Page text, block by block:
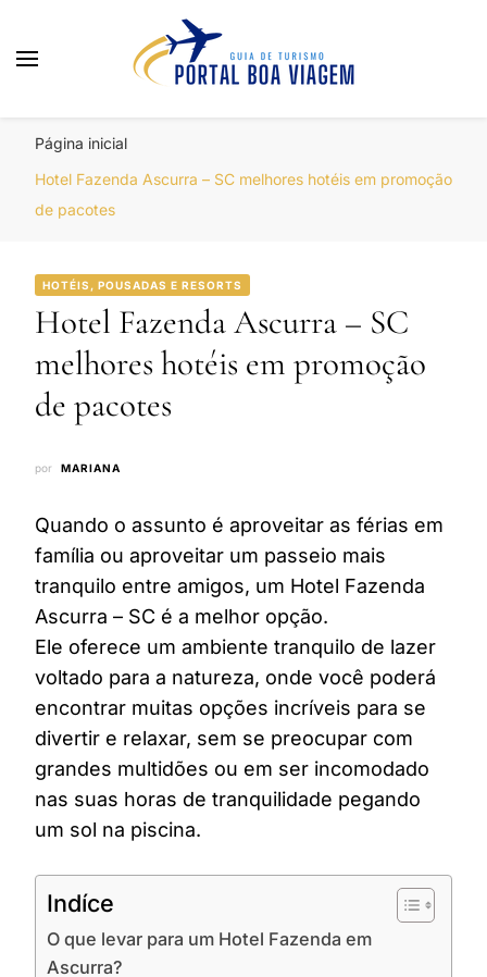
Página inicial
Hotel Fazenda Ascurra – SC melhores hotéis em promoção
de pacotes
HOTÉIS, POUSADAS E RESORTS
Hotel Fazenda Ascurra – SC
melhores hotéis em promoção
de pacotes
por MARIANA
Quando o assunto é aproveitar as férias em
família ou aproveitar um passeio mais
tranquilo entre amigos, um Hotel Fazenda
Ascurra – SC é a melhor opção.
Ele oferece um ambiente tranquilo de lazer
voltado para a natureza, onde você poderá
encontrar muitas opções incríveis para se
divertir e relaxar, sem se preocupar com
grandes multidões ou em ser incomodado
nas suas horas de tranquilidade pegando
um sol na piscina.
Indíce
O que levar para um Hotel Fazenda em
Ascurra?